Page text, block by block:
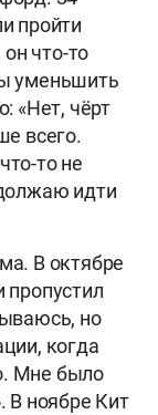
пройти
что-то
уменьшить
«Нет, чёрт
всего.
то не
идти
В октябре
пропустил
но
когда
Мне было
В ноябре Кит